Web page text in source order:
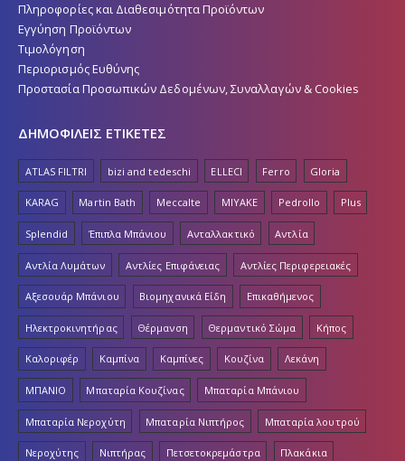
Πληροφορίες και Διαθεσιμότητα Προϊόντων
Εγγύηση Προϊόντων
Τιμολόγηση
Περιορισμός Ευθύνης
Προστασία Προσωπικών Δεδομένων, Συναλλαγών & Cookies
ΔΗΜΟΦΙΛΕΙΣ ΕΤΙΚΕΤΕΣ
ATLAS FILTRI bizi and tedeschi ELLECI Ferro Gloria
KARAG Martin Bath Meccalte MIYAKE Pedrollo Plus
Splendid Έπιπλα Μπάνιου Ανταλλακτικό Αντλία
Αντλία Λυμάτων Αντλίες Επιφάνειας Αντλίες Περιφερειακές
Αξεσουάρ Μπάνιου Βιομηχανικά Είδη Επικαθήμενος
Ηλεκτροκινητήρας Θέρμανση Θερμαντικό Σώμα Κήπος
Καλοριφέρ Καμπίνα Καμπίνες Κουζίνα Λεκάνη
ΜΠΑΝΙΟ Μπαταρία Κουζίνας Μπαταρία Μπάνιου
Μπαταρία Νεροχύτη Μπαταρία Νιπτήρος Μπαταρία λουτρού
Νεροχύτης Νιπτήρας Πετσετοκρεμάστρα Πλακάκια